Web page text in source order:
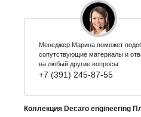
Менеджер Марина поможет
сопутствующие материалы и
на любый другие вопросы:
+7 (391) 245-87-55
Коллекция Decaro engineering